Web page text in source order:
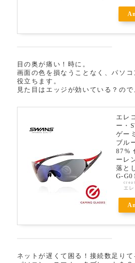
目の奥が痛い！時に。
画面の色を損なうことなく、パソ
役立ちます。
見た目はエッジが効いている？ので
エレ
ー・
ゲー
ブル
87%
ーレ
落と
G-
エ
ネットが遅くて困る！接続数足りて